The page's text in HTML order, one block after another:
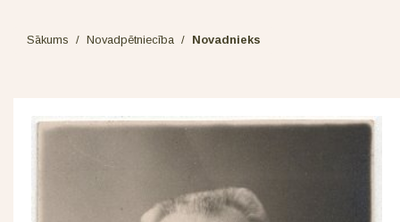
Sākums / Novadpētniecība / Novadnieks